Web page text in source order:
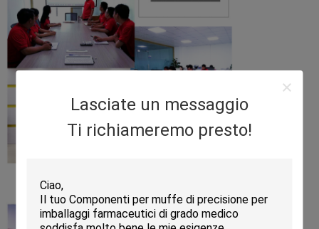
Lasciate un messaggio
Ti richiameremo presto!